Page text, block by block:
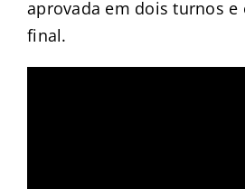
aprovada em dois turnos e
final.